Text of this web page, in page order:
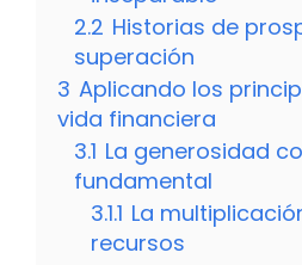
2.2 Historias de
superación
3 Aplicando los
vida financiera
3.1 La generosidad
fundamental
3.1.1 La
recursos